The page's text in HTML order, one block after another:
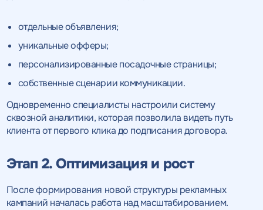
отдельные объявления;
уникальные офферы;
персонализированные посадочные страницы;
собственные сценарии коммуникации.
Одновременно специалисты настроили систему
сквозной аналитики, которая позволила видеть путь
клиента от первого клика до подписания договора.
Этап 2. Оптимизация и рост
После формирования новой структуры рекламных
кампаний началась работа над масштабированием.